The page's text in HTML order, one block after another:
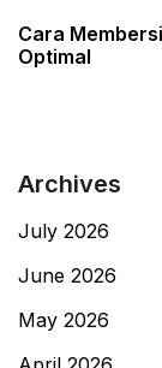
Post
Cara
Optimal
Archives
July 2026
June 2026
May 2026